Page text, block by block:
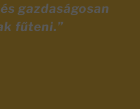
gazdaságosan
fűteni.”